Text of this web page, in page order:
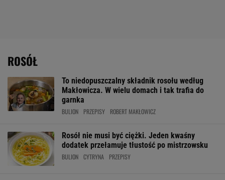
ROSÓŁ
To niedopuszczalny składnik rosołu według
Makłowicza. W wielu domach i tak trafia do
garnka
BULION PRZEPISY ROBERT MAKŁOWICZ
Rosół nie musi być ciężki. Jeden kwaśny
dodatek przełamuje tłustość po mistrzowsku
BULION CYTRYNA PRZEPISY